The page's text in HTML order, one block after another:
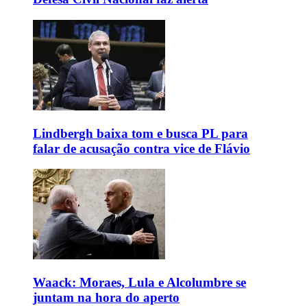
Lindbergh baixa tom e busca PL para
falar de acusação contra vice de Flávio
Waack: Moraes, Lula e Alcolumbre se
juntam na hora do aperto